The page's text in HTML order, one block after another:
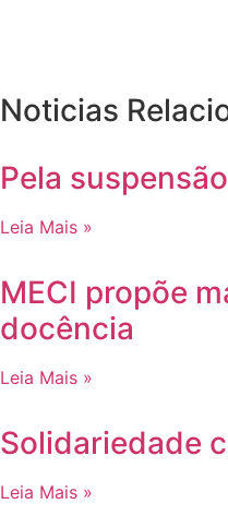
Noticias
Pela
Leia Mais »
MECI propõe
docência
Leia Mais »
Solidariedade
Leia Mais »